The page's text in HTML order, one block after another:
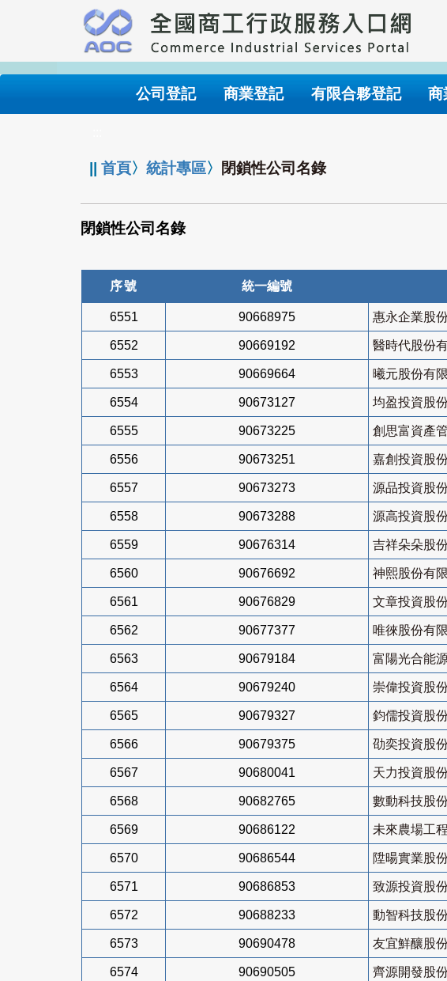
要
內
公司登記 商業登記 有限合夥登記 商
||首頁〉統計專區〉 閉鎖性公司名錄
閉鎖性公司名錄
序號 統一編號
6551 90668975 惠永企業股
6552 90669192 醫時代股份
6553 90669664 曦元股份有
6554 90673127 均盈投資股
6555 90673225 創思富資產
6556 90673251 嘉創投資股
6557 90673273 源品投資股
6558 90673288 源高投資股
6559 90676314 吉祥朵朵股
6560 90676692 神熙股份有
6561 90676829 文章投資股
6562 90677377 唯徠股份有
6563 90679184 富陽光合能
6564 90679240 崇偉投資股
6565 90679327 鈞儒投資股
6566 90679375 劭奕投資股
6567 90680041 天力投資股
6568 90682765 數動科技股
6569 90686122 未來農場工
6570 90686544 陞暘實業股
6571 90686853 致源投資股
6572 90688233 動智科技股
6573 90690478 友宜鮮釀股
6574 90690505 齊源開發股